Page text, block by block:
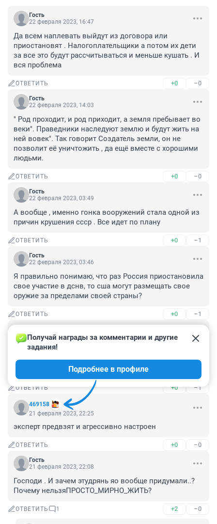
Гость
22 февраля 2023, 16:47
Да всем наплевать выйдут из договора или
приостановят . Налогоплательщики а потом их дети
за все это будут рассчитываться и меньше кушать . И
вся проблема
ОТВЕТИТЬ +0 –0
Гость
22 февраля 2023, 14:03
" Род проходит, и род приходит, а земля пребывает во
веки". Праведники наследуют землю и будут жить на
ней вовек". Так говорит Создатель земли, он не
позволит её уничтожить , да ещё вместе с хорошими
людьми.
ОТВЕТИТЬ +0 –0
Гость
22 февраля 2023, 03:49
А вообще , именно гонка вооружений стала одной из
причин крушения ссср . Все идет по плану
ОТВЕТИТЬ +0 –1
Гость
22 февраля 2023, 03:46
Я правильно понимаю, что раз Россия приостановила
свое участие в дснв, то сша могут размещать свое
оружие за пределами своей страны?
ОТВЕТИТЬ +0 –1
22 февраля 2023, 02:16
"А что лежит в основе безопасности? Угроза жизни." -
понятно почему заключенных массово выпускают,
для безопасности !!!
ОТВЕТИТЬ +0 –1
469158
Получай награды за комментарии и другие
задания!
Подробнее в профиле
21 февраля 2023, 22:25
эксперт предвзят и агрессивно настроен
ОТВЕТИТЬ +0 –0
Гость
21 февраля 2023, 22:08
Господи . И зачем этудрянь яо вообще придумали..?
Почему нельзяПРОСТО_МИРНО_ЖИТЬ?
ОТВЕТИТЬ 1 +2 –0